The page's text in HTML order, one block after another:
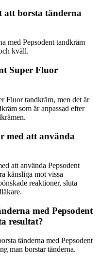
att borsta tänderna
med Pepsodent tandkräm
kväll.
Super Fluor
Fluor tandkräm, men det är
som är anpassad efter
med att använda
att använda Pepsodent
känsliga mot vissa
reaktioner, sluta
med Pepsodent
resultat?
tänderna med Pepsodent
man borstar tänderna.